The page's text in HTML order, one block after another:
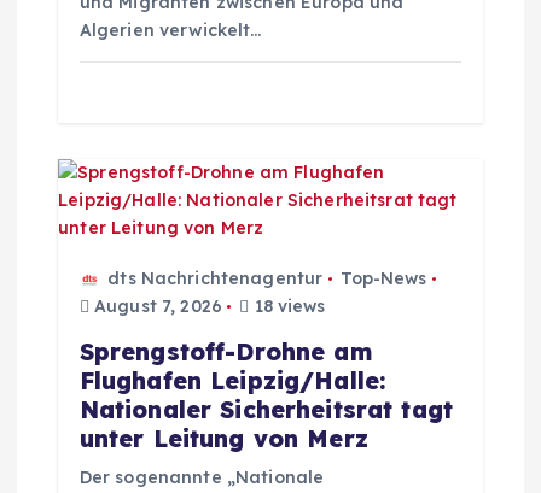
Algerien verwickelt…
dts Nachrichtenagentur
Top-News
August 7, 2026
18 views
Sprengstoff-Drohne am
Flughafen Leipzig/Halle:
Nationaler Sicherheitsrat tagt
unter Leitung von Merz
Der sogenannte „Nationale